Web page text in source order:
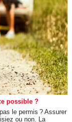
possible ?
le permis ? Assurer
ou non. La